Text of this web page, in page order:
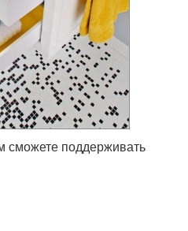
сможете поддерживать